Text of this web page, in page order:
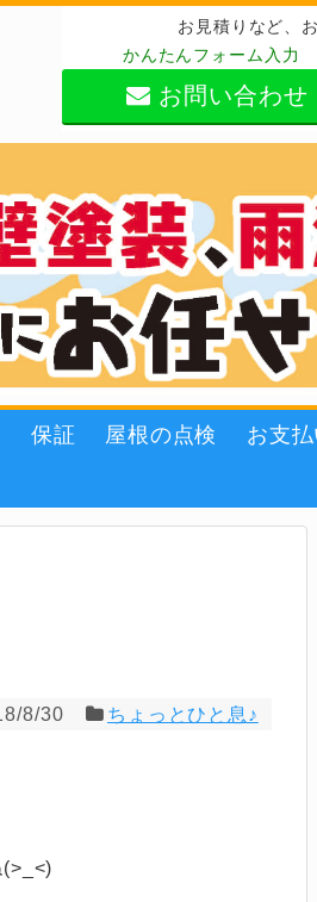
お見積りなど、
かんたんフォーム入力
お問い合わせ
保証 屋根の点検 お支
8/30 ちょっとひと息♪